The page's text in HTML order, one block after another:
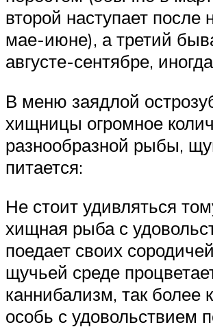
второй наступает после
мае-июне), а третий
августе-сентябре,
В меню заядлой
хищницы огромное
разнообразной рыбы,
питается:
Не стоит удивляться
хищная рыба с
поедает своих
щучьей среде
каннибализм, так более
особь с удовольствием